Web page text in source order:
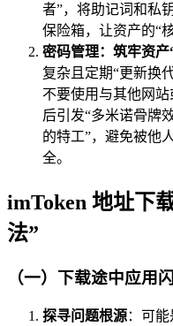
者”，将助记词和私
保险箱，让资产的“
密码管理：筑牢资产
复杂且定期“更新换
不要使用与其他网
后引发“多米诺骨牌
的特工”，避免被他
全。
imToken 地址下
法”
（一）下载途中应用
探寻问题根源：可